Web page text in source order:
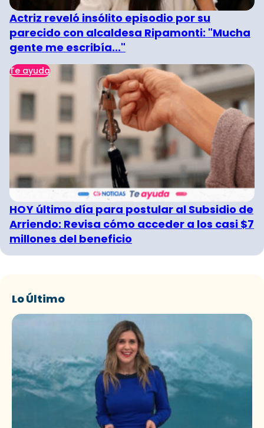
Actriz reveló insólito episodio por su
parecido con alcaldesa Ripamonti: "Mucha
gente me escribía..."
Te ayuda
HOY último día para postular al Subsidio de
Arriendo: Revisa cómo acceder a los casi $7
millones del beneficio
Lo Último